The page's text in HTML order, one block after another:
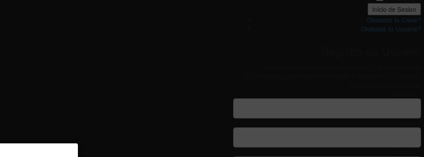
Olvidaste tu Clave?
Olvidaste tu Usuario?